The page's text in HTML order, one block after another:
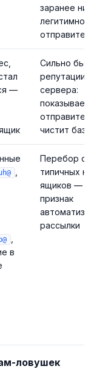
заранее ни
—
Сильно
репутации
сервера:
чистит
в
Перебор
типичных
ящиков —
признак
рассылки
ловушек